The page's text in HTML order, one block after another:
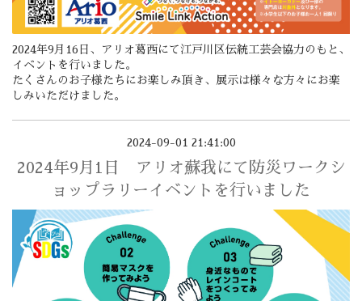
2024年9月16日、アリオ葛西にて江戸川区伝統工芸会協力のもと、
イベントを行いました。
たくさんのお子様たちにお楽しみ頂き、展示は様々な方々にお楽
しみいただけました。
2024-09-01 21:41:00
2024年9月1日 アリオ蘇我にて防災ワークシ
ョップラリーイベントを行いました